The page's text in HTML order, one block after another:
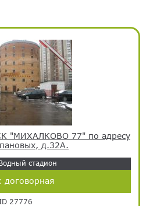
"МИХАЛКОВО 77" по адресу
д.32А.
стадион
договорная
27776